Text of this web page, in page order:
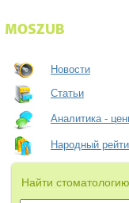
Новости
Статьи
Аналитика -
Народный
Найти стоматологию